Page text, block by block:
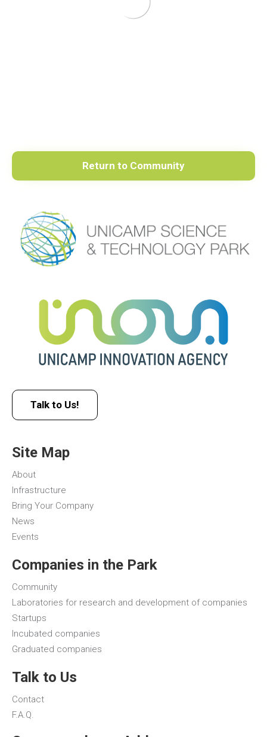
Return to Community
Talk to Us!
Site Map
About
Infrastructure
Bring Your Company
News
Events
Companies in the Park
Community
Laboratories for research and development of companies
Startups
Incubated companies
Graduated companies
Talk to Us
Contact
F.A.Q.